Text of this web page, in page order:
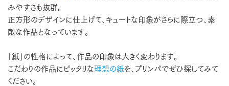
みやすさも抜群。
正方形のデザインに仕上げて、キュートな印象がさらに際立つ、素
敵な作品となっています。
「紙」の性格によって、作品の印象は大きく変わります。
こだわりの作品にピッタリな理想の紙を、プリンパでぜひ探してみて
ください。